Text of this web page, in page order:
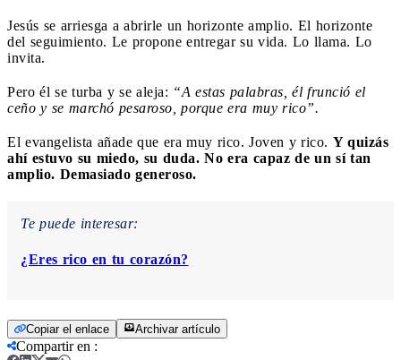
Jesús se arriesga a abrirle un horizonte amplio. El horizonte
del seguimiento. Le propone entregar su vida. Lo llama. Lo
invita.
Pero él se turba y se aleja: “A estas palabras, él frunció el
ceño y se marchó pesaroso, porque era muy rico”.
El evangelista añade que era muy rico. Joven y rico. Y quizás
ahí estuvo su miedo, su duda. No era capaz de un sí tan
amplio. Demasiado generoso.
Te puede interesar:
¿Eres rico en tu corazón?
Copiar el enlace Archivar artículo
Compartir en :